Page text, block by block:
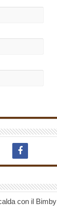
con il Bimby